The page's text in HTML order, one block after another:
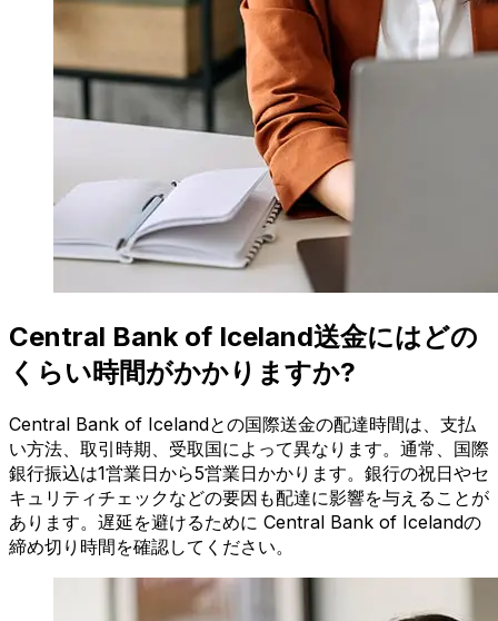
Central Bank of Iceland送金にはどの
くらい時間がかかりますか?
Central Bank of Icelandとの国際送金の配達時間は、支払
い方法、取引時期、受取国によって異なります。通常、国際
銀行振込は1営業日から5営業日かかります。銀行の祝日やセ
キュリティチェックなどの要因も配達に影響を与えることが
あります。遅延を避けるために Central Bank of Icelandの
締め切り時間を確認してください。